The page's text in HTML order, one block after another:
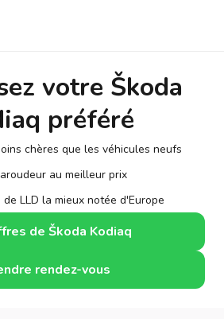
votre Škoda
préféré
chères que les véhicules neufs
au meilleur prix
LLD la mieux notée d'Europe
de Škoda Kodiaq
rendez-vous